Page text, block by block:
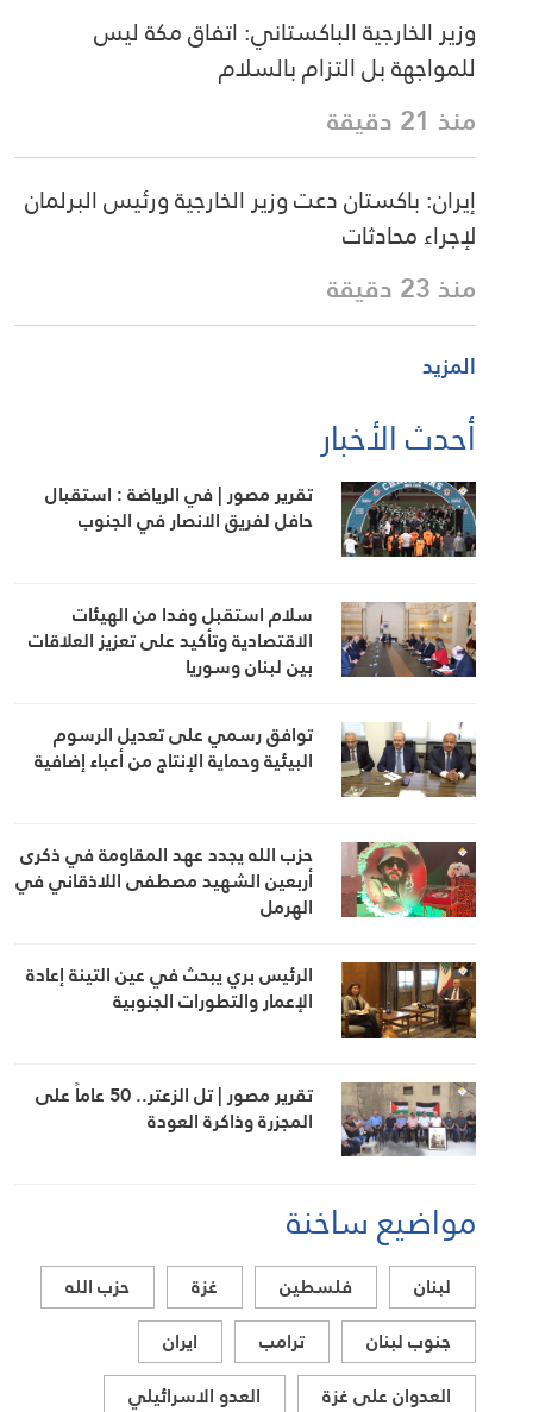
وزير الخارجية الباكستاني: اتفاق مكة ليس
للمواجهة بل التزام بالسلام
منذ 21 دقيقة
إيران: باكستان دعت وزير الخارجية ورئيس البرلمان
لإجراء محادثات
منذ 23 دقيقة
المزيد
أحدث الأخبار
تقرير مصور | في الرياضة : استقبال
حافل لفريق الانصار في الجنوب
سلام استقبل وفدا من الهيئات
الاقتصادية وتأكيد على تعزيز العلاقات
بين لبنان وسوريا
توافق رسمي على تعديل الرسوم
البيئية وحماية الإنتاج من أعباء إضافية
حزب الله يجدد عهد المقاومة في ذكرى
أربعين الشهيد مصطفى اللاذقاني في
الهرمل
الرئيس بري يبحث في عين التينة إعادة
الإعمار والتطورات الجنوبية
تقرير مصور | تل الزعتر.. 50 عاماً على
المجزرة وذاكرة العودة
مواضيع ساخنة
لبنان فلسطين غزة
حزب الله
جنوب لبنان
ترامب
ايران
العدوان على غزة
العدو الاسرائيلي